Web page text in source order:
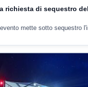
richiesta di sequestro
mette sotto sequestro